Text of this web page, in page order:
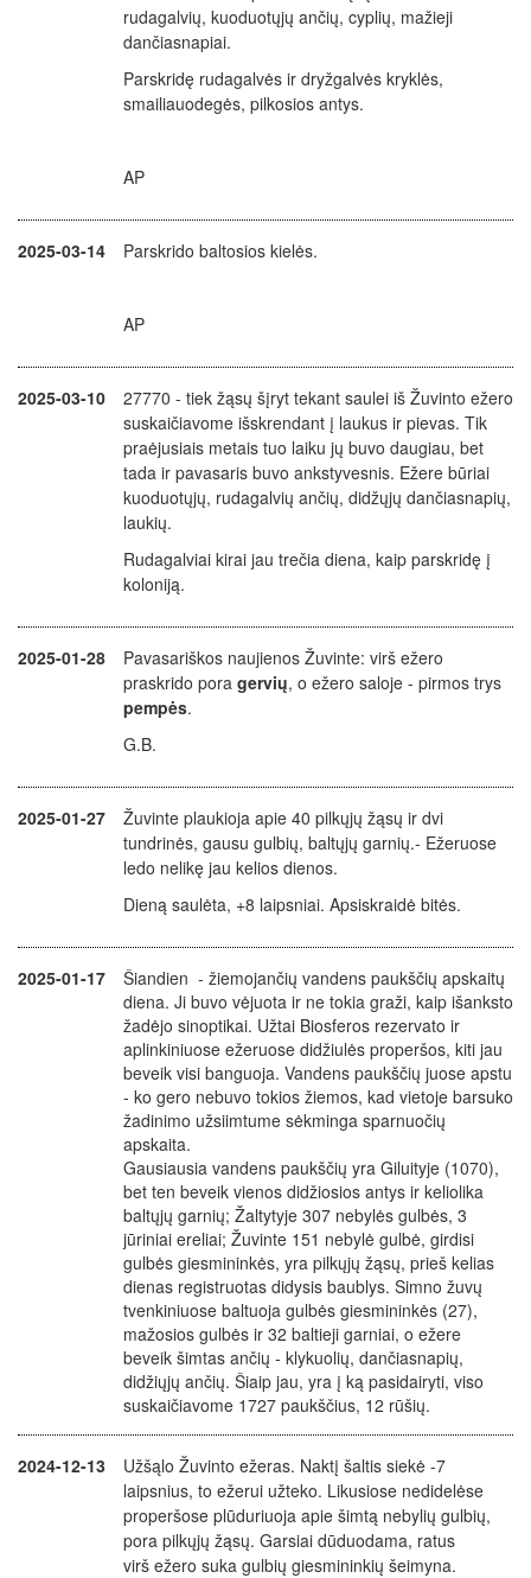
rudagalvių, kuoduotųjų ančių, cyplių, mažieji
dančiasnapiai.
Parskridę rudagalvės ir dryžgalvės kryklės,
smailiauodegės, pilkosios antys.
AP
2025-03-14 Parskrido baltosios kielės.
AP
2025-03-10
27770 - tiek žąsų šįryt tekant saulei iš Žuvinto ežero
suskaičiavome išskrendant į laukus ir pievas. Tik
praėjusiais metais tuo laiku jų buvo daugiau, bet
tada ir pavasaris buvo ankstyvesnis. Ežere būriai
kuoduotųjų, rudagalvių ančių, didžųjų dančiasnapių,
laukių.
Rudagalviai kirai jau trečia diena, kaip parskridę į
koloniją.
2025-01-28
Pavasariškos naujienos Žuvinte: virš ežero
praskrido pora gervių, o ežero saloje - pirmos trys
pempės.
G.B.
2025-01-27
Žuvinte plaukioja apie 40 pilkųjų žąsų ir dvi
tundrinės, gausu gulbių, baltųjų garnių.- Ežeruose
ledo nelikę jau kelios dienos.
Dieną saulėta, +8 laipsniai. Apsiskraidė bitės.
2025-01-17
Šiandien - žiemojančių vandens paukščių apskaitų
diena. Ji buvo vėjuota ir ne tokia graži, kaip išanksto
žadėjo sinoptikai. Užtai Biosferos rezervato ir
aplinkiniuose ežeruose didžiulės properšos, kiti jau
beveik visi banguoja. Vandens paukščių juose apstu
- ko gero nebuvo tokios žiemos, kad vietoje barsuko
žadinimo užsiimtume sėkminga sparnuočių
apskaita.
Gausiausia vandens paukščių yra Giluityje (1070),
bet ten beveik vienos didžiosios antys ir keliolika
baltųjų garnių; Žaltytyje 307 nebylės gulbės, 3
jūriniai ereliai; Žuvinte 151 nebylė gulbė, girdisi
gulbės giesmininkės, yra pilkųjų žąsų, prieš kelias
dienas registruotas didysis baublys. Simno žuvų
tvenkiniuose baltuoja gulbės giesmininkės (27),
mažosios gulbės ir 32 baltieji garniai, o ežere
beveik šimtas ančių - klykuolių, dančiasnapių,
didžiųjų ančių. Šiaip jau, yra į ką pasidairyti, viso
suskaičiavome 1727 paukščius, 12 rūšių.
2024-12-13
Užšąlo Žuvinto ežeras. Naktį šaltis siekė -7
laipsnius, to ežerui užteko. Likusiose nedidelėse
properšose plūduriuoja apie šimtą nebylių gulbių,
pora pilkųjų žąsų. Garsiai dūduodama, ratus
virš ežero suka gulbių giesmininkių šeimyna.